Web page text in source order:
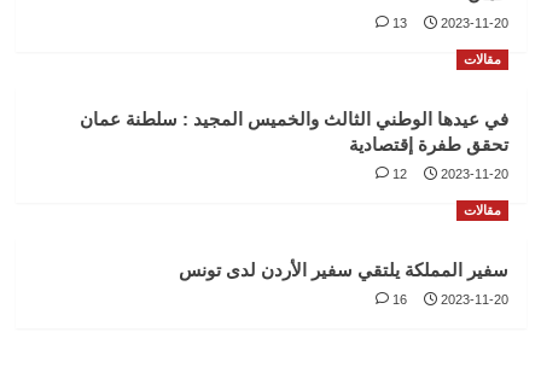
2023-11-20
13
مقالات
في عيدها الوطني الثالث والخميس المجيد : سلطنة عمان
تحقق طفرة إقتصادية
2023-11-20
12
مقالات
سفير المملكة يلتقي سفير الأردن لدى تونس
2023-11-20
16